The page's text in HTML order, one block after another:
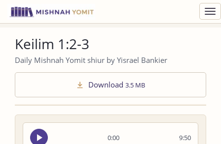
Keilim 1:2-3
Daily Mishnah Yomit shiur by Yisrael Bankier
Download 3.5 MB
0:00
Seek
audio
9:50